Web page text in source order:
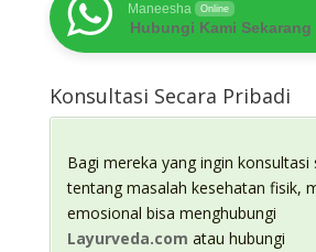
Maneesha Online
Hubungi Kami Sekarang
Konsultasi Secara Pribadi
Bagi mereka yang ingin konsultasi
tentang masalah kesehatan fisik,
emosional bisa menghubungi
Layurveda.com atau hubungi